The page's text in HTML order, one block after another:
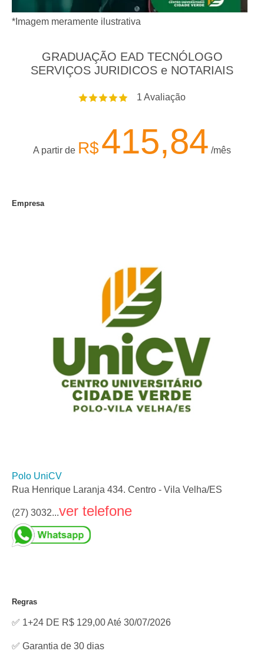
*Imagem meramente ilustrativa
GRADUAÇÃO EAD TECNÓLOGO
SERVIÇOS JURIDICOS e NOTARIAIS
1 Avaliação
A partir de R$415,84 /mês
Empresa
Polo UniCV
Rua Henrique Laranja 434. Centro - Vila Velha/ES
(27) 3032...ver telefone
Regras
✅ 1+24 DE R$ 129,00 Até 30/07/2026
✅ Garantia de 30 dias